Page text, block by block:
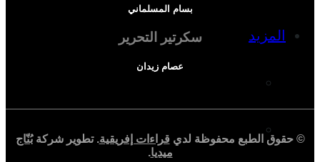
المزيد
بسام المسلماني
سكرتير التحرير
عصام زيدان
© حقوق الطبع محفوظة لدي قراءات إفريقية. تطوير شركةبُنّاج
ميديا.